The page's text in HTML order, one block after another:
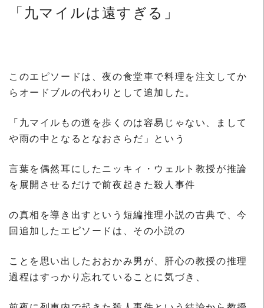
「九マイルは遠すぎる」
このエピソードは、夜の食堂車で料理を注文してか
らオードブルの代わりとして追加した。
「九マイルもの道を歩くのは容易じゃない、まして
や雨の中となるとなおさらだ」という
言葉を偶然耳にしたニッキィ・ウェルト教授が推論
を展開させるだけで前夜起きた殺人事件
の真相を導き出すという短編推理小説の古典で、今
回追加したエピソードは、その小説の
ことを思い出したおおかみ男が、肝心の教授の推理
過程はすっかり忘れていることに気づき、